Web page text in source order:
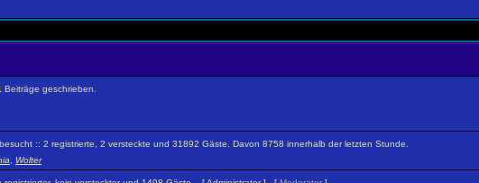
Beiträge geschrieben.
:: 2 registrierte, 2 versteckte und 31892 Gäste. Davon 8758 innerhalb der letzten Stunde.
Wolter